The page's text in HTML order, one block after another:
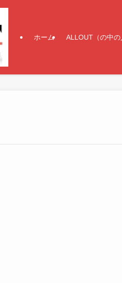
ホーム ALLOUT（の中